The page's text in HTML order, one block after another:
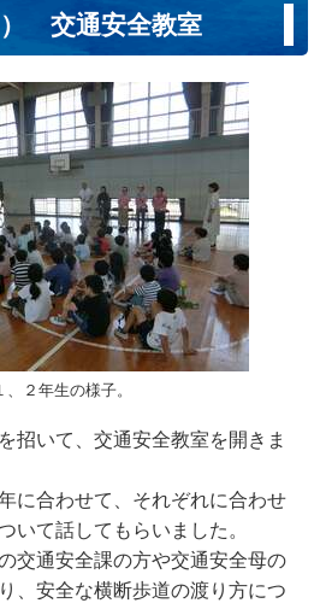
） 交通安全教室
、２年生の様子。
招いて、交通安全教室を開きま
に合わせて、それぞれに合わせ
いて話してもらいました。
交通安全課の方や交通安全母の
、安全な横断歩道の渡り方につ